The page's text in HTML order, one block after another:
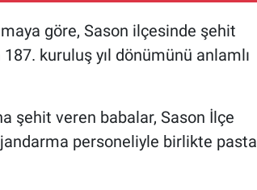
göre, Sason ilçesinde şehit
kuruluş yıl dönümünü anlamlı
şehit veren babalar, Sason İlçe
personeliyle birlikte pasta